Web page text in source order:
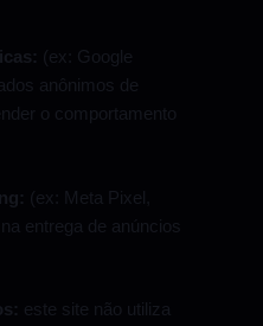
(ex: Google
anônimos de
o comportamento
(ex: Meta Pixel,
entrega de anúncios
este site não utiliza